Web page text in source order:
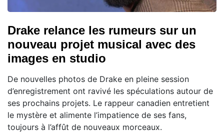
Drake relance les rumeurs sur un
nouveau projet musical avec des
images en studio
De nouvelles photos de Drake en pleine session
d’enregistrement ont ravivé les spéculations autour de
ses prochains projets. Le rappeur canadien entretient
le mystère et alimente l’impatience de ses fans,
toujours à l’affût de nouveaux morceaux.